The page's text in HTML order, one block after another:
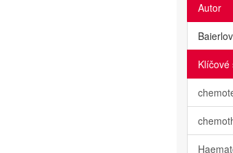
Autor
Klíčové